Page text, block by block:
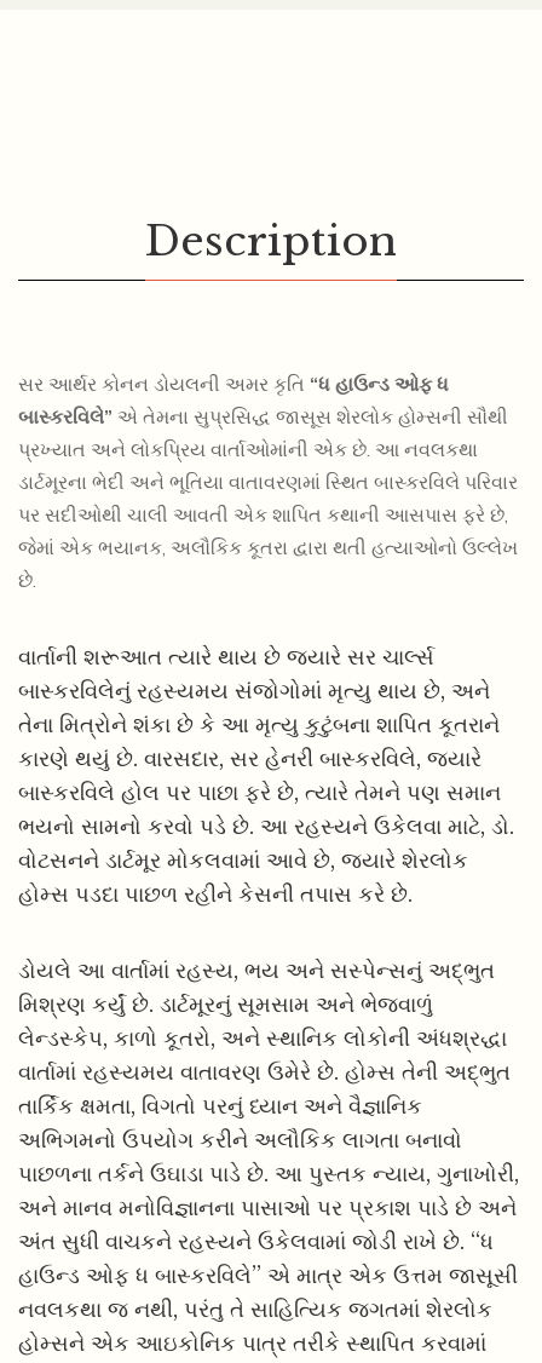
Description
સર આર્થર કોનન ડોયલની અમર કૃતિ “ધ હાઉન્ડ ઓફ ધ
બાસ્કરવિલે” એ તેમના સુપ્રસિદ્ધ જાસૂસ શેરલોક હોમ્સની સૌથી
પ્રખ્યાત અને લોકપ્રિય વાર્તાઓમાંની એક છે. આ નવલકથા
ડાર્ટમૂરના ભેદી અને ભૂતિયા વાતાવરણમાં સ્થિત બાસ્કરવિલે પરિવાર
પર સદીઓથી ચાલી આવતી એક શાપિત કથાની આસપાસ ફરે છે,
જેમાં એક ભયાનક, અલૌકિક કૂતરા દ્વારા થતી હત્યાઓનો ઉલ્લેખ
છે.
વાર્તાની શરૂઆત ત્યારે થાય છે જ્યારે સર ચાર્લ્સ
બાસ્કરવિલેનું રહસ્યમય સંજોગોમાં મૃત્યુ થાય છે, અને
તેના મિત્રોને શંકા છે કે આ મૃત્યુ કુટુંબના શાપિત કૂતરાને
કારણે થયું છે. વારસદાર, સર હેનરી બાસ્કરવિલે, જ્યારે
બાસ્કરવિલે હોલ પર પાછા ફરે છે, ત્યારે તેમને પણ સમાન
ભયનો સામનો કરવો પડે છે. આ રહસ્યને ઉકેલવા માટે, ડો.
વોટસનને ડાર્ટમૂર મોકલવામાં આવે છે, જ્યારે શેરલોક
હોમ્સ પડદા પાછળ રહીને કેસની તપાસ કરે છે.
ડોયલે આ વાર્તામાં રહસ્ય, ભય અને સસ્પેન્સનું અદ્ભુત
મિશ્રણ કર્યું છે. ડાર્ટમૂરનું સૂમસામ અને ભેજવાળું
લેન્ડસ્કેપ, કાળો કૂતરો, અને સ્થાનિક લોકોની અંધશ્રદ્ધા
વાર્તામાં રહસ્યમય વાતાવરણ ઉમેરે છે. હોમ્સ તેની અદ્ભુત
તાર્કિક ક્ષમતા, વિગતો પરનું ધ્યાન અને વૈજ્ઞાનિક
અભિગમનો ઉપયોગ કરીને અલૌકિક લાગતા બનાવો
પાછળના તર્કને ઉઘાડા પાડે છે. આ પુસ્તક ન્યાય, ગુનાખોરી,
અને માનવ મનોવિજ્ઞાનના પાસાઓ પર પ્રકાશ પાડે છે અને
અંત સુધી વાચકને રહસ્યને ઉકેલવામાં જોડી રાખે છે. “ધ
હાઉન્ડ ઓફ ધ બાસ્કરવિલે” એ માત્ર એક ઉત્તમ જાસૂસી
નવલકથા જ નથી, પરંતુ તે સાહિત્યિક જગતમાં શેરલોક
હોમ્સને એક આઇકોનિક પાત્ર તરીકે સ્થાપિત કરવામાં